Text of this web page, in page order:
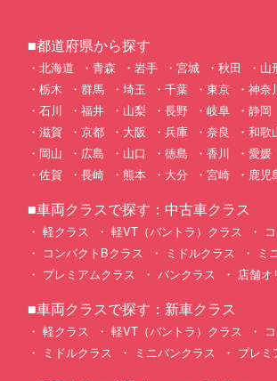
■都道府県から探す
北海道 青森 岩手 宮城 秋田 山
栃木
群馬 埼玉 千葉 東京 神奈
石川
福井 山梨 長野 岐阜 静岡
滋賀
京都 大阪 兵庫 奈良 和歌
岡山
広島 山口 徳島 香川 愛媛
佐賀
長崎 熊本 大分 宮崎 鹿児
■車両クラスで探す：中古車クラス
軽クラス 軽VT（バントラ）クラス
コンパクトBクラス
ミドルクラス
ミ
プレミアムクラス
バンクラス 店舗オ
■車両クラスで探す：新車クラス
軽クラス 軽VT（バントラ）クラス
ミドルクラス
ミニバンクラス プレミ